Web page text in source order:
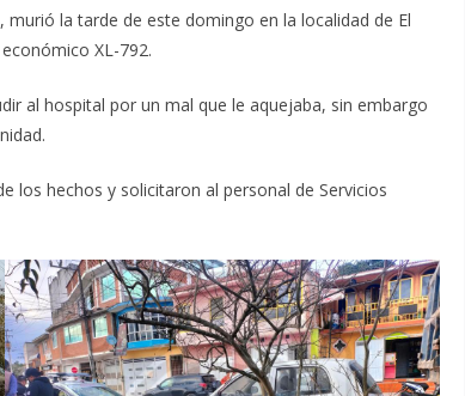
la tarde de este domingo en la localidad de El
XL-792.
al hospital por un mal que le aquejaba, sin embargo
los hechos y solicitaron al personal de Servicios